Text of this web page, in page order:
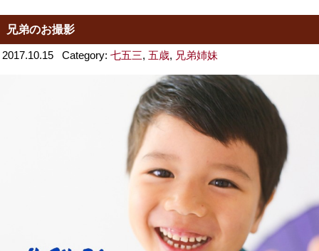
兄弟のお撮影
2017.10.15 Category: 七五三, 五歳, 兄弟姉妹